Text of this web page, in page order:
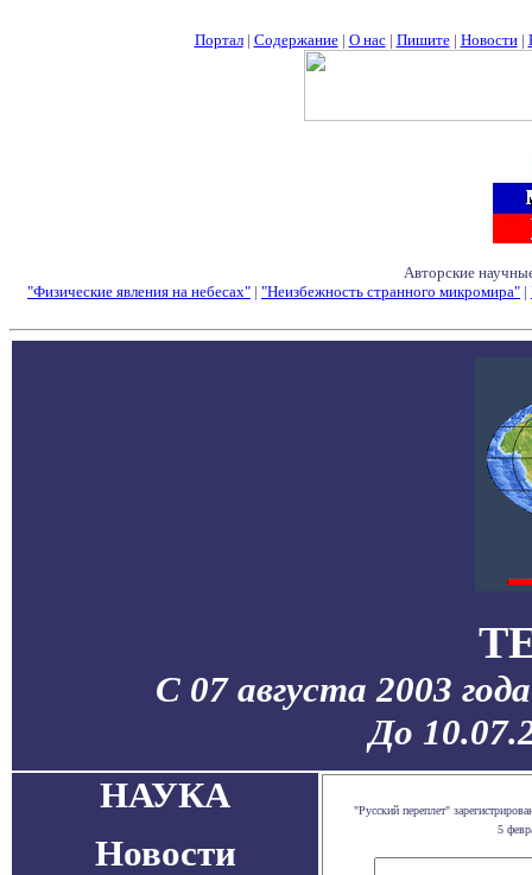
Портал| Содержание| О нас| Пишите| Новости|
Авторские
"Физические явления на небесах" | "Неизбежность странного микромира" |
С 07 августа 2003
До
НАУКА
Новости
"Русский переплет"
5